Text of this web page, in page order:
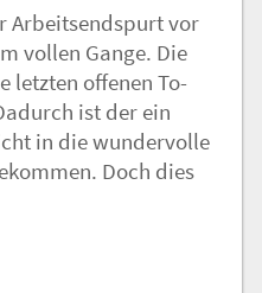
Arbeitsendspurt vor
vollen Gange. Die
letzten offenen To-
ist der ein
in die wundervolle
Doch dies